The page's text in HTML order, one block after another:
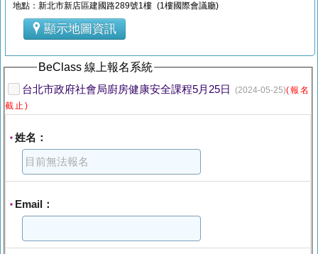
地點：新北市新店區建國路289號1樓 (1樓國際會議廳)
顯示地圖資訊
BeClass 線上報名系統
台北市政府社會局廚房健康安全課程5月25日 (2024-05-25)(報名
截止)
* 姓名：
* Email：